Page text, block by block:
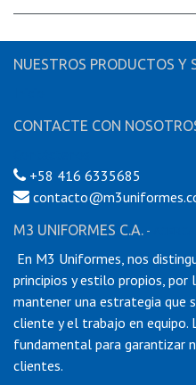
NUESTROS PRODUCTOS Y
CONTACTE CON
+58 416 6335685
M3 UNIFORMES C.A. -
En M3 Uniformes, nos
principios y estilo propios, por
mantener una estrategia que
cliente y el trabajo en
fundamental para garantizar
clientes.